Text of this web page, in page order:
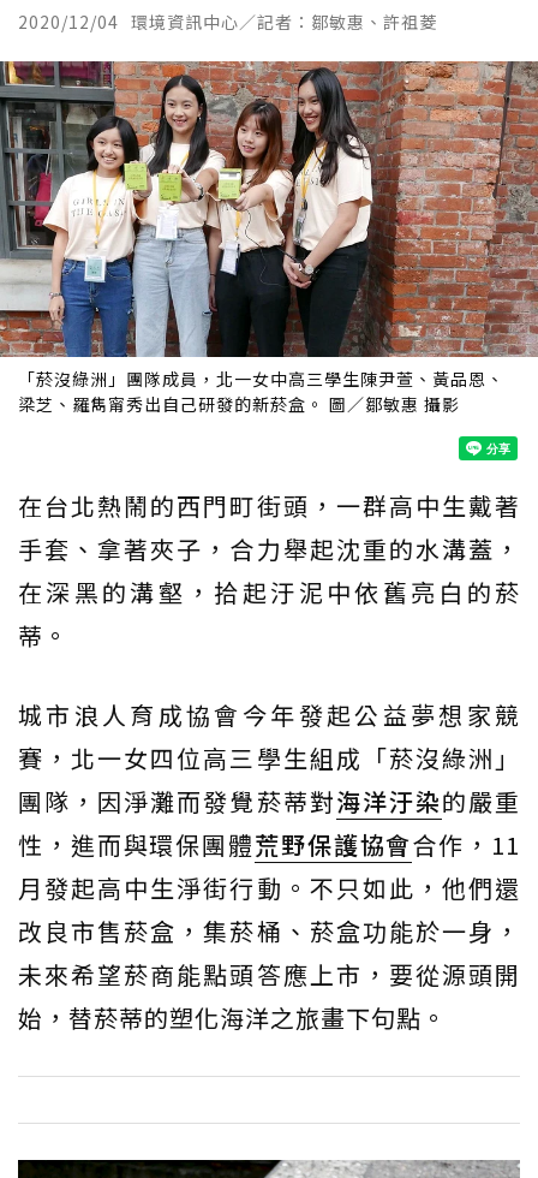
2020/12/04 環境資訊中心／記者：鄒敏惠、許祖菱
「菸沒綠洲」團隊成員，北一女中高三學生陳尹萱、黃品恩、
梁芝、羅雋甯秀出自己研發的新菸盒。 圖／鄒敏惠 攝影
在台北熱鬧的西門町街頭，一群高中生戴著
手套、拿著夾子，合力舉起沈重的水溝蓋，
在深黑的溝壑，拾起汙泥中依舊亮白的菸
蒂。
城市浪人育成協會今年發起公益夢想家競
賽，北一女四位高三學生組成「菸沒綠洲」
團隊，因淨灘而發覺菸蒂對海洋汙染的嚴重
性，進而與環保團體荒野保護協會合作，11
月發起高中生淨街行動。不只如此，他們還
改良市售菸盒，集菸桶、菸盒功能於一身，
未來希望菸商能點頭答應上市，要從源頭開
始，替菸蒂的塑化海洋之旅畫下句點。